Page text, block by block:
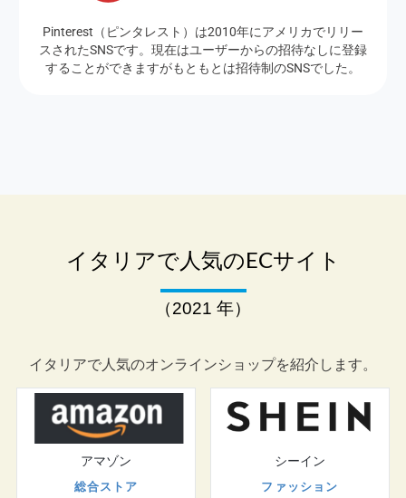
Pinterest（ピンタレスト）は2010年にアメリカでリリー
スされたSNSです。現在はユーザーからの招待なしに登録
することができますがもともとは招待制のSNSでした。
イタリアで人気のECサイト
（2021 年）
イタリアで人気のオンラインショップを紹介します。
アマゾン
総合ストア
シーイン
ファッション